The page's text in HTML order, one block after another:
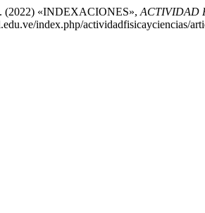
(2022) «INDEXACIONES», ACTIVIDAD
index.php/actividadfisicayciencias/